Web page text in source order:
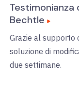
Testimonianza
Bechtle
Grazie al supporto
soluzione di
due settimane.